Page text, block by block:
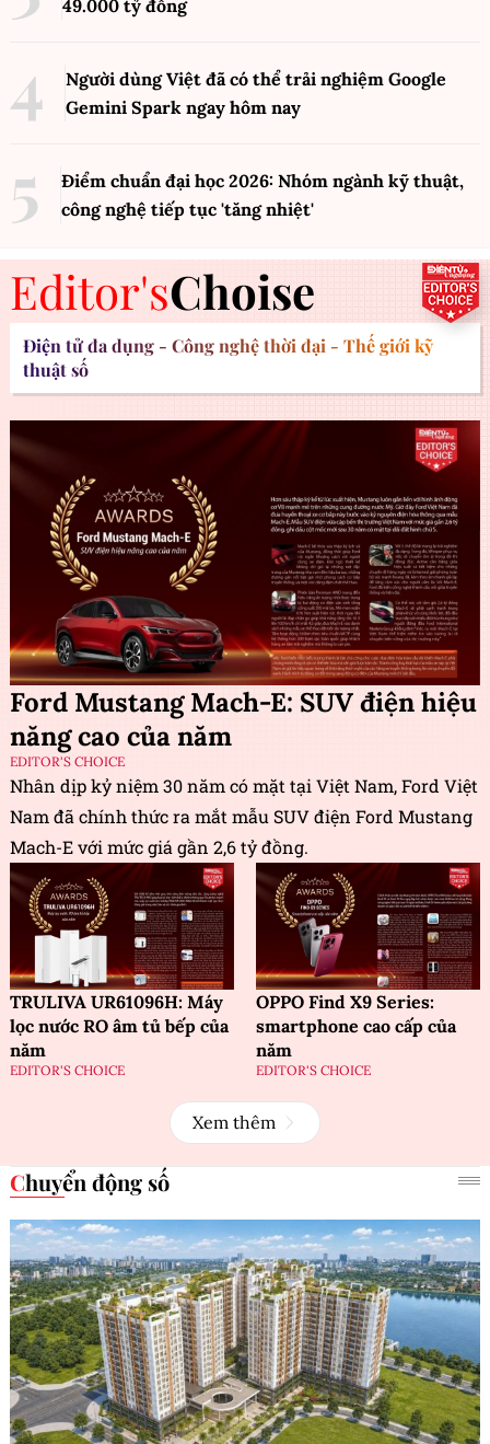
49.000 tỷ đồng
Người dùng Việt đã có thể trải nghiệm Google
Gemini Spark ngay hôm nay
Điểm chuẩn đại học 2026: Nhóm ngành kỹ thuật,
công nghệ tiếp tục 'tăng nhiệt'
Editor'sChoise
Điện tử đa dụng - Công nghệ thời đại - Thế giới kỹ
thuật số
Ford Mustang Mach-E: SUV điện hiệu
năng cao của năm
EDITOR'S CHOICE
Nhân dịp kỷ niệm 30 năm có mặt tại Việt Nam, Ford Việt
Nam đã chính thức ra mắt mẫu SUV điện Ford Mustang
Mach-E với mức giá gần 2,6 tỷ đồng.
TRULIVA UR61096H: Máy
lọc nước RO âm tủ bếp của
năm
EDITOR'S CHOICE
OPPO Find X9 Series:
smartphone cao cấp của
năm
EDITOR'S CHOICE
Xem thêm
Chuyển động số